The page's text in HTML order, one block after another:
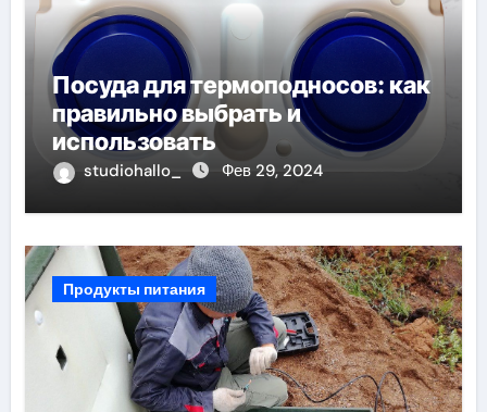
Посуда для термоподносов: как
правильно выбрать и
использовать
studiohallo_ Фев 29, 2024
Продукты питания